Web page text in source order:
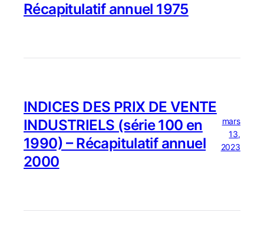
Récapitulatif annuel 1975
INDICES DES PRIX DE VENTE
INDUSTRIELS (série 100 en
1990) – Récapitulatif annuel
2000
mars
13,
2023